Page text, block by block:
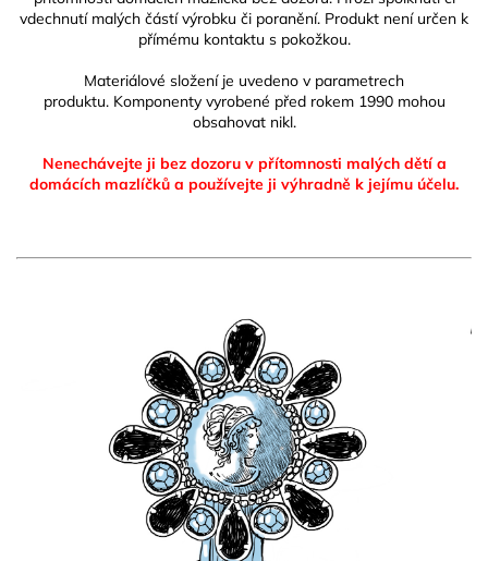
vdechnutí malých částí výrobku či poranění. Produkt není určen k
přímému kontaktu s pokožkou.
Materiálové složení je uvedeno v parametrech
produktu. Komponenty vyrobené před rokem 1990 mohou
obsahovat nikl.
Nenechávejte ji bez dozoru v přítomnosti malých dětí a
domácích mazlíčků a používejte ji výhradně k jejímu účelu.